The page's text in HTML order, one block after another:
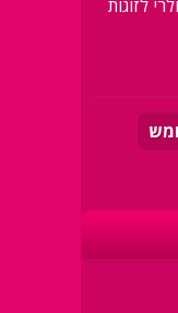
לזוגות